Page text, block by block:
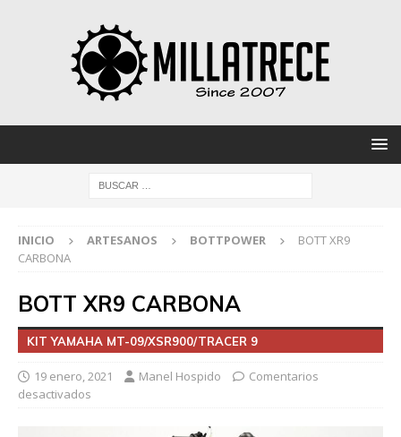
INICIO ARTESANOS BOTTPOWER
BOTT XR9
CARBONA
BOTT XR9 CARBONA
KIT YAMAHA MT-09/XSR900/TRACER 9
19 enero, 2021 Manel Hospido
Comentarios
desactivados